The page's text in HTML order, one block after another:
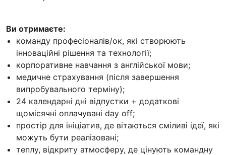
Ви отримаєте:
команду професіоналів/ок, які створюють
інноваційні рішення та технології;
корпоративне навчання з англійської мови;
медичне страхування (після завершення
випробувального терміну);
24 календарні дні відпустки + додаткові
щомісячні оплачувані day off;
простір для ініціатив, де вітаються сміливі ідеї, які
можуть бути реалізовані;
теплу, відкриту атмосферу, де цінують командну